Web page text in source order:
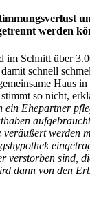
werden
im Schnitt über
schnell
Haus
so nicht,
ein Ehepartner
werden
verstorben sind,
dann von den